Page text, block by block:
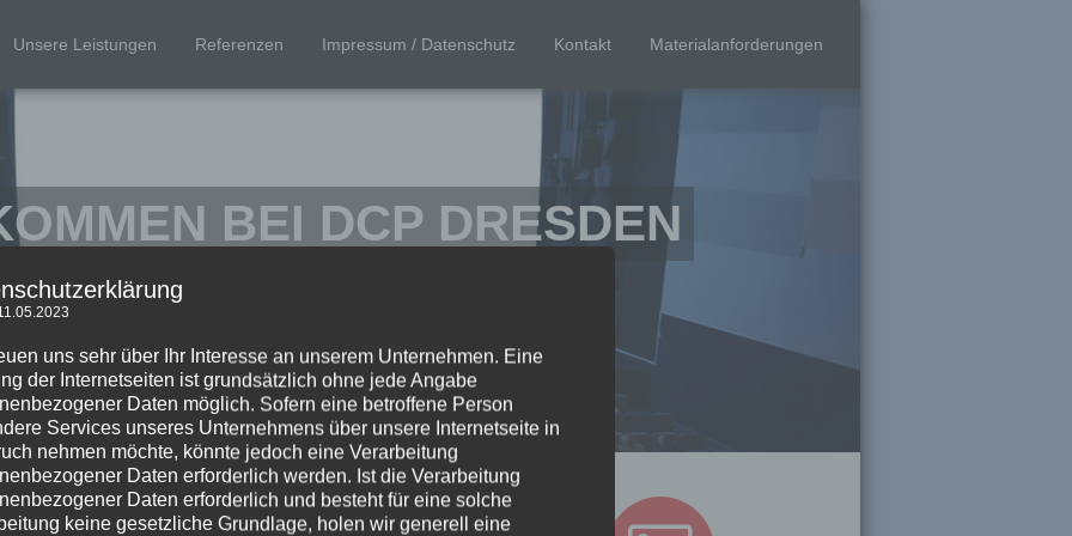
Unsere Leistungen Referenzen Impressum / Datenschutz Kontakt Materialanforderungen
BEI DCP DRESDEN
für die Erstellung von DCPs in Dresden
uns sehr über Ihr Interesse an unserem Unternehmen. Eine
der Internetseiten ist grundsätzlich ohne jede Angabe
Daten möglich. Sofern eine betroffene Person
Services unseres Unternehmens über unsere Internetseite in
nehmen möchte, könnte jedoch eine Verarbeitung
Daten erforderlich werden. Ist die Verarbeitung
Daten erforderlich und besteht für eine solche
keine gesetzliche Grundlage, holen wir generell eine